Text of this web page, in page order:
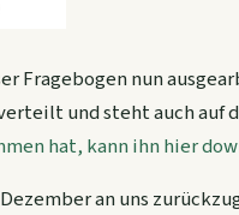
Fragebogen nun
und steht auch auf
hat, kann ihn hier
an uns